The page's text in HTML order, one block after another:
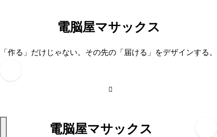
電脳屋マサックス
「作る」だけじゃない。その先の「届ける」をデザインする。
電脳屋マサックス